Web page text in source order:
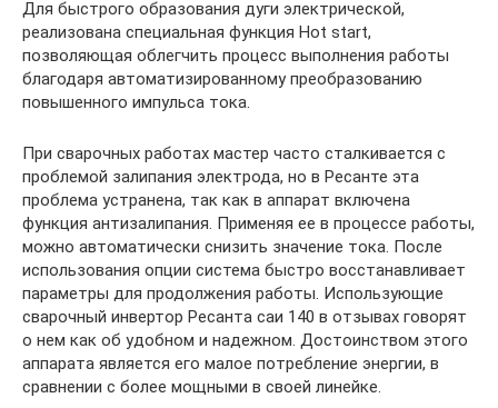
Для быстрого образования дуги электрической,
реализована специальная функция Hot start,
позволяющая облегчить процесс выполнения работы
благодаря автоматизированному преобразованию
повышенного импульса тока.
При сварочных работах мастер часто сталкивается с
проблемой залипания электрода, но в Ресанте эта
проблема устранена, так как в аппарат включена
функция антизалипания. Применяя ее в процессе работы,
можно автоматически снизить значение тока. После
использования опции система быстро восстанавливает
параметры для продолжения работы. Использующие
сварочный инвертор Ресанта саи 140 в отзывах говорят
о нем как об удобном и надежном. Достоинством этого
аппарата является его малое потребление энергии, в
сравнении с более мощными в своей линейке.